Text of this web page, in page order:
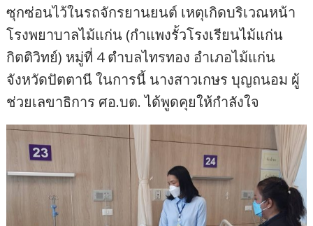
ซุกซ่อนไว้ในรถจักรยานยนต์ เหตุเกิดบริเวณหน้า
โรงพยาบาลไม้แก่น (กำแพงรั้วโรงเรียนไม้แก่น
กิตติวิทย์) หมู่ที่ 4 ตำบลไทรทอง อำเภอไม้แก่น
จังหวัดปัตตานี ในการนี้ นางสาวเกษร บุญถนอม ผู้
ช่วยเลขาธิการ ศอ.บต. ได้พูดคุยให้กำลังใจ